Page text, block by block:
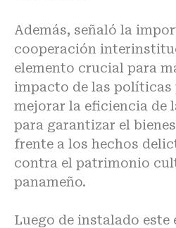
Además, señaló la
cooperación
elemento crucial para
impacto de las políticas
mejorar la eficiencia de
para garantizar el
frente a los hechos
contra el patrimonio
panameño.
Luego de instalado este